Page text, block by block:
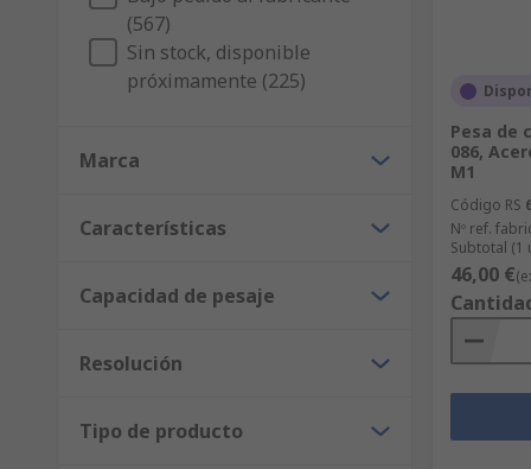
(567)
Sin stock, disponible
próximamente (225)
Marca
Características
Capacidad de pesaje
Resolución
Tipo de producto
Pesa de
086,
M1
Código RS
Nº ref.
Subtotal (1
46,00 €